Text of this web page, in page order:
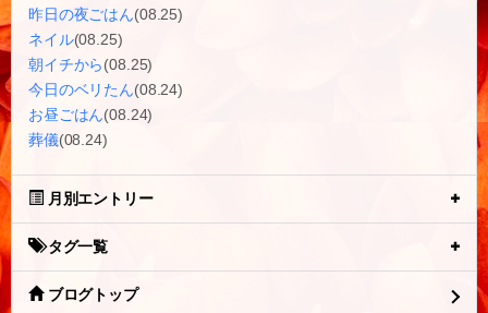
昨日の夜ごはん(08.25)
ネイル(08.25)
朝イチから(08.25)
今日のベリたん(08.24)
お昼ごはん(08.24)
葬儀(08.24)
月別エントリー
タグ一覧
ブログトップ